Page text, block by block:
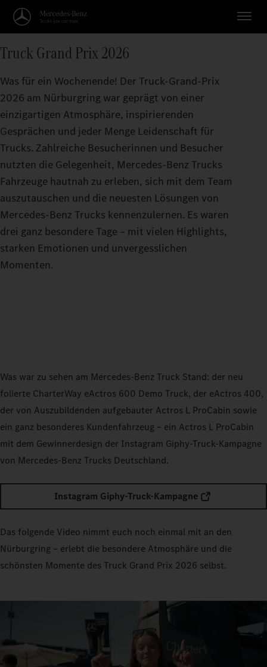
Truck Grand Prix 2026
Was für ein Wochenende! Der Truck-Grand-Prix
2026 am Nürburgring war geprägt von einer
einzigartigen Atmosphäre, inspirierenden
Gesprächen und jeder Menge Leidenschaft für
Trucks. Zahlreiche Besucherinnen und Besucher
nutzten die Gelegenheit, Mercedes-Benz Trucks
Fahrzeuge hautnah zu erleben, sich mit dem Team
auszutauschen und die neuesten Lösungen von
Mercedes-Benz Trucks kennenzulernen. Es waren
drei ganz besondere Tage – mit vielen Highlights,
starken Emotionen und unvergesslichen
Momenten.
Was war zu sehen am Mercedes-Benz Truck Stand: der neu
folierte CharterWay eActros 600 Demo Truck, der eActros 400,
der von Auszubildenden aufgebauter Actros L ProCabin sowie
ein ganz besonderes Kundenfahrzeug – ein Actros L ProCabin
mit dem Gewinnerdesign der Instagram Giphy-Truck-Kampagne
von Mercedes-Benz Trucks Deutschland.
Instagram Giphy-Truck-Kampagne
Das folgende Video nimmt euch noch einmal mit an den
Nürburgring – erlebt die besondere Atmosphäre und die
schönsten Momente des Truck Grand Prix 2026 selbst.